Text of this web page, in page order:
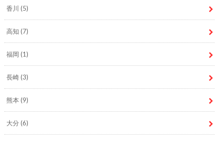
香川 (5)
高知 (7)
福岡 (1)
長崎(3)
熊本 (9)
大分 (6)